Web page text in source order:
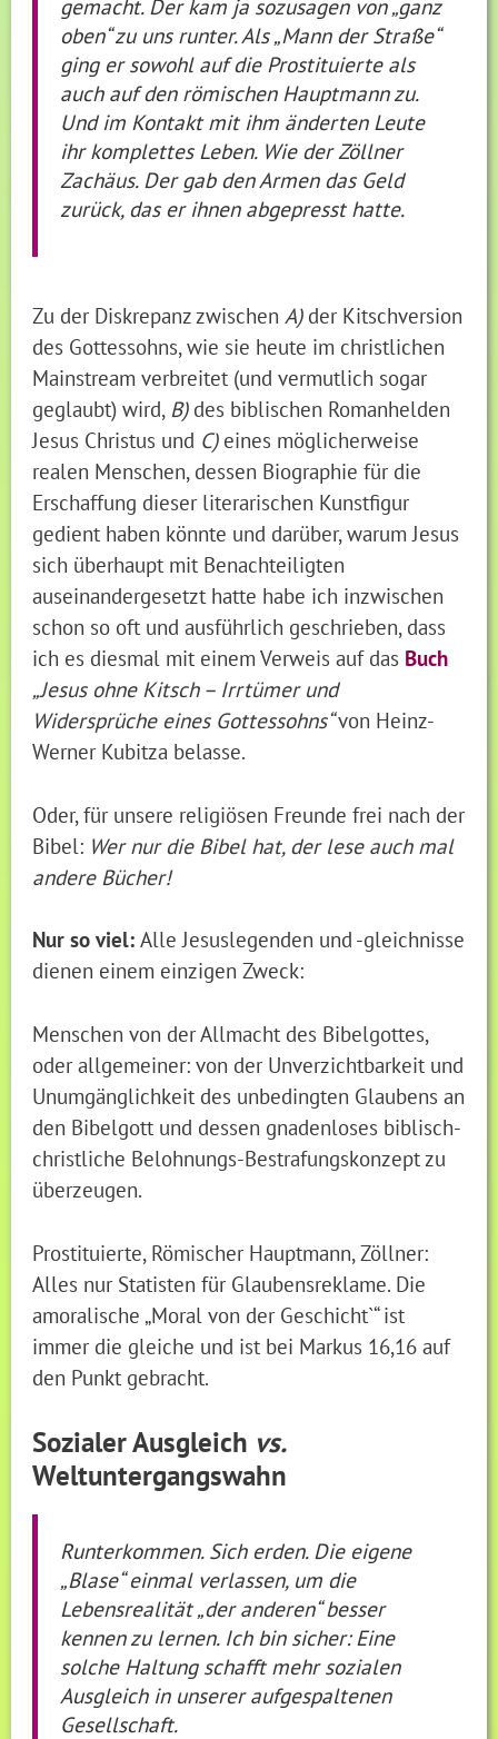
gemacht. Der kam ja sozusagen von „ganz
oben“ zu uns runter. Als „Mann der Straße“
ging er sowohl auf die Prostituierte als
auch auf den römischen Hauptmann zu.
Und im Kontakt mit ihm änderten Leute
ihr komplettes Leben. Wie der Zöllner
Zachäus. Der gab den Armen das Geld
zurück, das er ihnen abgepresst hatte.
Zu der Diskrepanz zwischen A) der Kitschversion
des Gottessohns, wie sie heute im christlichen
Mainstream verbreitet (und vermutlich sogar
geglaubt) wird, B) des biblischen Romanhelden
Jesus Christus und C)eines möglicherweise
realen Menschen, dessen Biographie für die
Erschaffung dieser literarischen Kunstfigur
gedient haben könnte und darüber, warum Jesus
sich überhaupt mit Benachteiligten
auseinandergesetzt hatte habe ich inzwischen
schon so oft und ausführlich geschrieben, dass
ich es diesmal mit einem Verweis auf das Buch
„Jesus ohne Kitsch – Irrtümer und
Widersprüche eines Gottessohns“von Heinz-
Werner Kubitza belasse.
Oder, für unsere religiösen Freunde frei nach der
Bibel: Wer nur die Bibel hat, der lese auch mal
andere Bücher!
Nur so viel:Alle Jesuslegenden und -gleichnisse
dienen einem einzigen Zweck:
Menschen von der Allmacht des Bibelgottes,
oder allgemeiner: von der Unverzichtbarkeit und
Unumgänglichkeit des unbedingten Glaubens an
den Bibelgott und dessen gnadenloses biblisch-
christliche Belohnungs-Bestrafungskonzept zu
überzeugen.
Prostituierte, Römischer Hauptmann, Zöllner:
Alles nur Statisten für Glaubensreklame. Die
amoralische „Moral von der Geschicht`“ ist
immer die gleiche und ist bei Markus 16,16 auf
den Punkt gebracht.
Sozialer Ausgleich vs.
Weltuntergangswahn
Runterkommen. Sich erden. Die eigene
„Blase“ einmal verlassen, um die
Lebensrealität „der anderen“ besser
kennen zu lernen. Ich bin sicher: Eine
solche Haltung schafft mehr sozialen
Ausgleich in unserer aufgespaltenen
Gesellschaft.